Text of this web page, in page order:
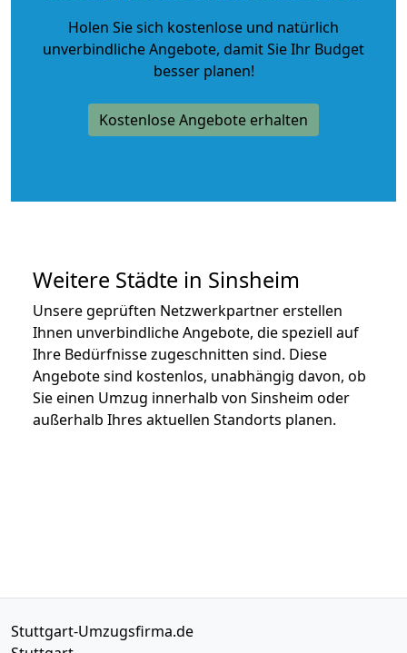
Holen Sie sich kostenlose und natürlich
unverbindliche Angebote, damit Sie Ihr Budget
besser planen!
Kostenlose Angebote erhalten
Weitere Städte in Sinsheim
Unsere geprüften Netzwerkpartner erstellen
Ihnen unverbindliche Angebote, die speziell auf
Ihre Bedürfnisse zugeschnitten sind. Diese
Angebote sind kostenlos, unabhängig davon, ob
Sie einen Umzug innerhalb von Sinsheim oder
außerhalb Ihres aktuellen Standorts planen.
Stuttgart-Umzugsfirma.de